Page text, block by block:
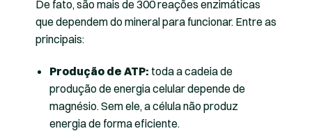
De fato, são mais de 300 reações enzimáticas
que dependem do mineral para funcionar. Entre as
principais:
Produção de ATP: toda a cadeia de
produção de energia celular depende de
magnésio. Sem ele, a célula não produz
energia de forma eficiente.